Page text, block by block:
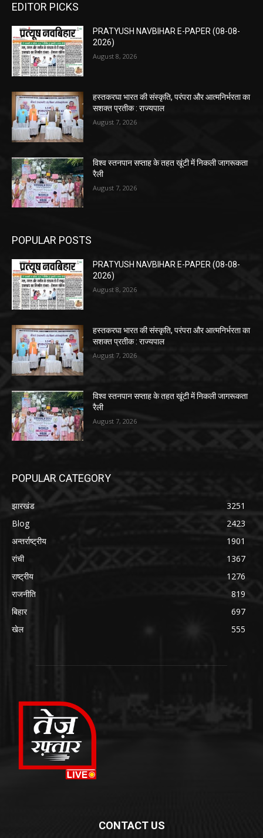
EDITOR PICKS
PRATYUSH NAVBIHAR E-PAPER (08-08-
2026)
August 8, 2026
हस्तकरघा भारत की संस्कृति, परंपरा और आत्मनिर्भरता का
सशक्त प्रतीक : राज्यपाल
August 7, 2026
विश्व स्तनपान सप्ताह के तहत खूंटी में निकली जागरूकता
रैली
August 7, 2026
POPULAR POSTS
PRATYUSH NAVBIHAR E-PAPER (08-08-
2026)
August 8, 2026
हस्तकरघा भारत की संस्कृति, परंपरा और आत्मनिर्भरता का
सशक्त प्रतीक : राज्यपाल
August 7, 2026
विश्व स्तनपान सप्ताह के तहत खूंटी में निकली जागरूकता
रैली
August 7, 2026
POPULAR CATEGORY
झारखंड
3251
Blog
2423
अन्तर्राष्ट्रीय
1901
रांची
1367
राष्ट्रीय
1276
राजनीति
819
बिहार
697
खेल
555
CONTACT US